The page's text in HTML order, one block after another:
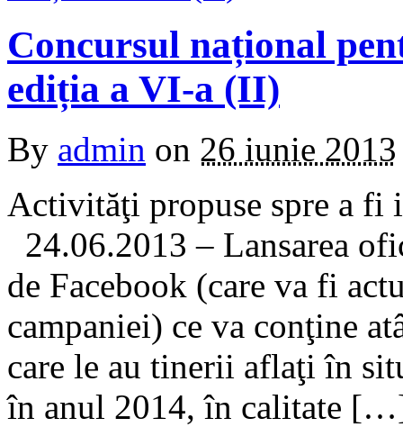
Concursul național
ediția a VI-a (II)
By admin on 26 iunie 2013
Activităţi propuse spre a fi
24.06.2013 – Lansarea
de Facebook (care va fi
campaniei) ce va conţine
care le au tinerii aflaţi în
în anul 2014, în calitate